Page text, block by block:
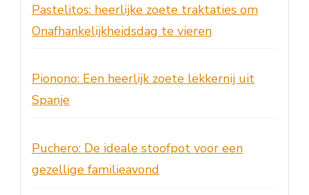
Pastelitos: heerlijke zoete traktaties om
Onafhankelijkheidsdag te vieren
Pionono: Een heerlijk zoete lekkernij uit
Spanje
Puchero: De ideale stoofpot voor een
gezellige familieavond